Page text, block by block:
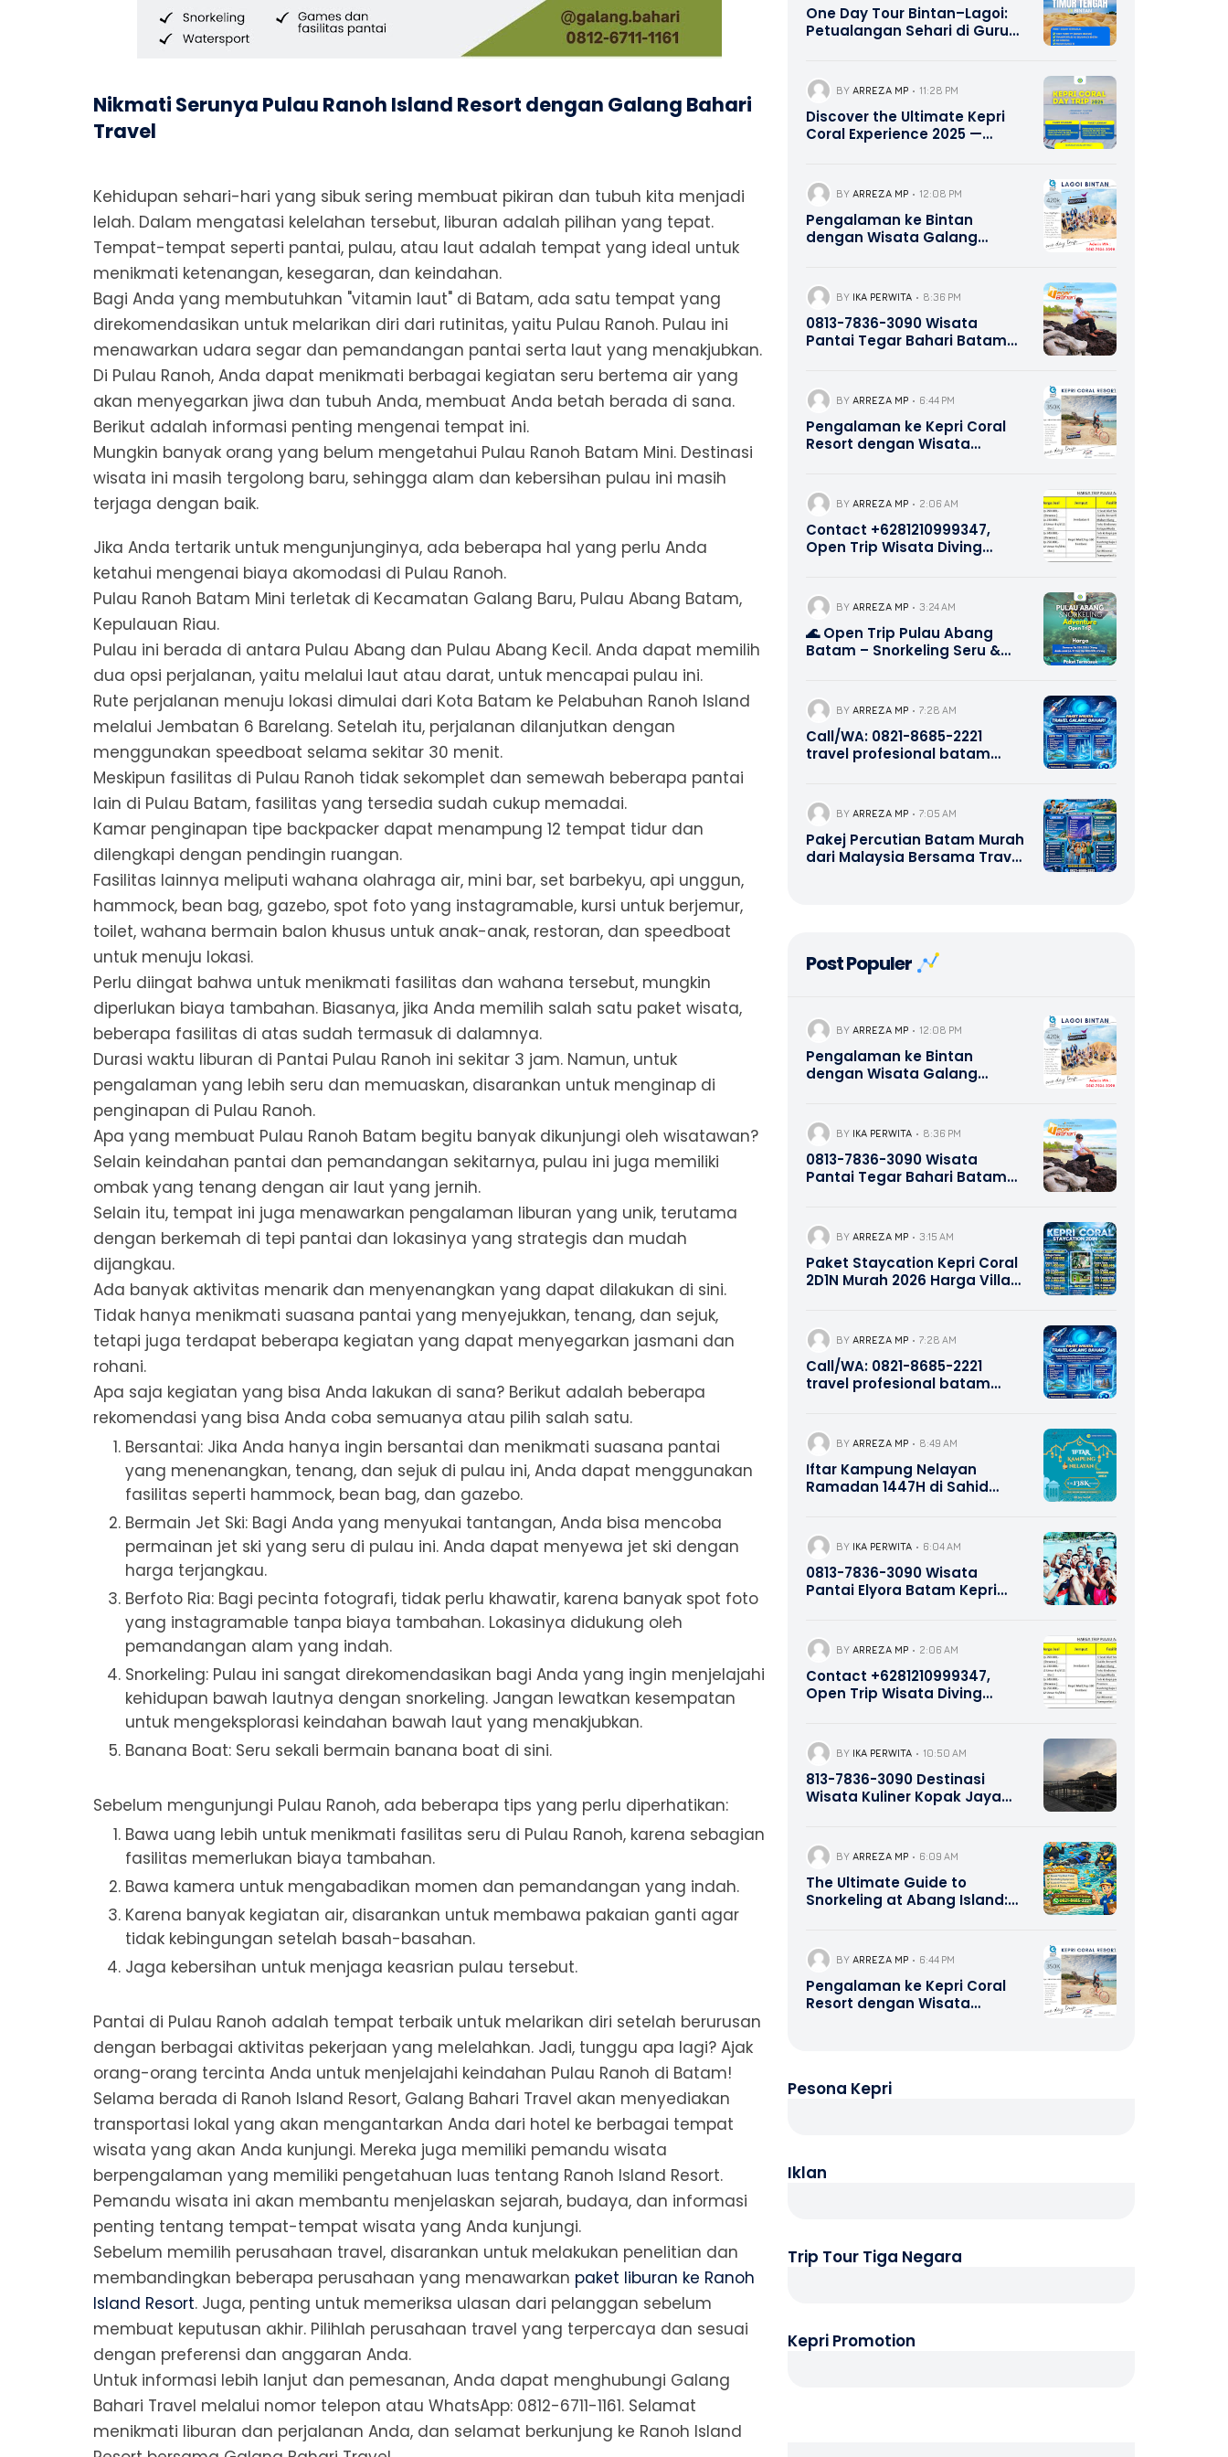
Nikmati Serunya Pulau Ranoh Island Resort dengan Galang Bahari
Travel
Kehidupan sehari-hari yang sibuk sering membuat pikiran dan tubuh kita menjadi
lelah. Dalam mengatasi kelelahan tersebut, liburan adalah pilihan yang tepat.
Tempat-tempat seperti pantai, pulau, atau laut adalah tempat yang ideal untuk
menikmati ketenangan, kesegaran, dan keindahan.
Bagi Anda yang membutuhkan "vitamin laut" di Batam, ada satu tempat yang
direkomendasikan untuk melarikan diri dari rutinitas, yaitu Pulau Ranoh. Pulau ini
menawarkan udara segar dan pemandangan pantai serta laut yang menakjubkan.
Di Pulau Ranoh, Anda dapat menikmati berbagai kegiatan seru bertema air yang
akan menyegarkan jiwa dan tubuh Anda, membuat Anda betah berada di sana.
Berikut adalah informasi penting mengenai tempat ini.
Mungkin banyak orang yang belum mengetahui Pulau Ranoh Batam Mini. Destinasi
wisata ini masih tergolong baru, sehingga alam dan kebersihan pulau ini masih
terjaga dengan baik.
Jika Anda tertarik untuk mengunjunginya, ada beberapa hal yang perlu Anda
ketahui mengenai biaya akomodasi di Pulau Ranoh.
Pulau Ranoh Batam Mini terletak di Kecamatan Galang Baru, Pulau Abang Batam,
Kepulauan Riau.
Pulau ini berada di antara Pulau Abang dan Pulau Abang Kecil. Anda dapat memilih
dua opsi perjalanan, yaitu melalui laut atau darat, untuk mencapai pulau ini.
Rute perjalanan menuju lokasi dimulai dari Kota Batam ke Pelabuhan Ranoh Island
melalui Jembatan 6 Barelang. Setelah itu, perjalanan dilanjutkan dengan
menggunakan speedboat selama sekitar 30 menit.
Meskipun fasilitas di Pulau Ranoh tidak sekomplet dan semewah beberapa pantai
lain di Pulau Batam, fasilitas yang tersedia sudah cukup memadai.
Kamar penginapan tipe backpacker dapat menampung 12 tempat tidur dan
dilengkapi dengan pendingin ruangan.
Fasilitas lainnya meliputi wahana olahraga air, mini bar, set barbekyu, api unggun,
hammock, bean bag, gazebo, spot foto yang instagramable, kursi untuk berjemur,
toilet, wahana bermain balon khusus untuk anak-anak, restoran, dan speedboat
untuk menuju lokasi.
Perlu diingat bahwa untuk menikmati fasilitas dan wahana tersebut, mungkin
diperlukan biaya tambahan. Biasanya, jika Anda memilih salah satu paket wisata,
beberapa fasilitas di atas sudah termasuk di dalamnya.
Durasi waktu liburan di Pantai Pulau Ranoh ini sekitar 3 jam. Namun, untuk
pengalaman yang lebih seru dan memuaskan, disarankan untuk menginap di
penginapan di Pulau Ranoh.
Apa yang membuat Pulau Ranoh Batam begitu banyak dikunjungi oleh wisatawan?
Selain keindahan pantai dan pemandangan sekitarnya, pulau ini juga memiliki
ombak yang tenang dengan air laut yang jernih.
Selain itu, tempat ini juga menawarkan pengalaman liburan yang unik, terutama
dengan berkemah di tepi pantai dan lokasinya yang strategis dan mudah
dijangkau.
Ada banyak aktivitas menarik dan menyenangkan yang dapat dilakukan di sini.
Tidak hanya menikmati suasana pantai yang menyejukkan, tenang, dan sejuk,
tetapi juga terdapat beberapa kegiatan yang dapat menyegarkan jasmani dan
rohani.
Apa saja kegiatan yang bisa Anda lakukan di sana? Berikut adalah beberapa
rekomendasi yang bisa Anda coba semuanya atau pilih salah satu.
Bersantai: Jika Anda hanya ingin bersantai dan menikmati suasana pantai
yang menenangkan, tenang, dan sejuk di pulau ini, Anda dapat menggunakan
fasilitas seperti hammock, bean bag, dan gazebo.
Bermain Jet Ski: Bagi Anda yang menyukai tantangan, Anda bisa mencoba
permainan jet ski yang seru di pulau ini. Anda dapat menyewa jet ski dengan
harga terjangkau.
Berfoto Ria: Bagi pecinta fotografi, tidak perlu khawatir, karena banyak spot foto
yang instagramable tanpa biaya tambahan. Lokasinya didukung oleh
pemandangan alam yang indah.
Snorkeling: Pulau ini sangat direkomendasikan bagi Anda yang ingin menjelajahi
kehidupan bawah lautnya dengan snorkeling. Jangan lewatkan kesempatan
untuk mengeksplorasi keindahan bawah laut yang menakjubkan.
Banana Boat: Seru sekali bermain banana boat di sini.
Sebelum mengunjungi Pulau Ranoh, ada beberapa tips yang perlu diperhatikan:
Bawa uang lebih untuk menikmati fasilitas seru di Pulau Ranoh, karena sebagian
fasilitas memerlukan biaya tambahan.
Bawa kamera untuk mengabadikan momen dan pemandangan yang indah.
Karena banyak kegiatan air, disarankan untuk membawa pakaian ganti agar
tidak kebingungan setelah basah-basahan.
Jaga kebersihan untuk menjaga keasrian pulau tersebut.
Pantai di Pulau Ranoh adalah tempat terbaik untuk melarikan diri setelah berurusan
dengan berbagai aktivitas pekerjaan yang melelahkan. Jadi, tunggu apa lagi? Ajak
orang-orang tercinta Anda untuk menjelajahi keindahan Pulau Ranoh di Batam!
Selama berada di Ranoh Island Resort, Galang Bahari Travel akan menyediakan
transportasi lokal yang akan mengantarkan Anda dari hotel ke berbagai tempat
wisata yang akan Anda kunjungi. Mereka juga memiliki pemandu wisata
berpengalaman yang memiliki pengetahuan luas tentang Ranoh Island Resort.
Pemandu wisata ini akan membantu menjelaskan sejarah, budaya, dan informasi
penting tentang tempat-tempat wisata yang Anda kunjungi.
Sebelum memilih perusahaan travel, disarankan untuk melakukan penelitian dan
membandingkan beberapa perusahaan yang menawarkan paket liburan ke Ranoh
Island Resort. Juga, penting untuk memeriksa ulasan dari pelanggan sebelum
membuat keputusan akhir. Pilihlah perusahaan travel yang terpercaya dan sesuai
dengan preferensi dan anggaran Anda.
Untuk informasi lebih lanjut dan pemesanan, Anda dapat menghubungi Galang
Bahari Travel melalui nomor telepon atau WhatsApp: 0812-6711-1161. Selamat
menikmati liburan dan perjalanan Anda, dan selamat berkunjung ke Ranoh Island
One Day Tour Bintan–Lagoi:
Petualangan Sehari di Gurun
2221
BY ARREZA MP 11:28 PM
Discover the Ultimate Kepri
Coral Experience 2025 —
| Contact Hotline 0821-8685-
2221
BY ARREZA MP 12:08 PM
Pengalaman ke Bintan
dengan Wisata Galang
BY IKA PERWITA 8:36 PM
0813-7836-3090 Wisata
Pantai Tegar Bahari Batam
BY ARREZA MP 6:44 PM
Pengalaman ke Kepri Coral
Resort dengan Wisata
BY ARREZA MP 2:06 AM
Contact +6281210999347,
Open Trip Wisata Diving
BY ARREZA MP 3:24 AM
🌊 Open Trip Pulau Abang
Batam – Snorkeling Seru &
2221
BY ARREZA MP 7:28 AM
Call/WA: 0821-8685-2221
travel profesional batam
BY ARREZA MP 7:05 AM
Pakej Percutian Batam Murah
dari Malaysia Bersama Travel
Bintan, Company Gathering,
Outbound, Study Tour,
Antarabangsa | Call/WA +62
821-8685-2221
Post Populer
BY ARREZA MP 12:08 PM
Pengalaman ke Bintan
dengan Wisata Galang
BY IKA PERWITA 8:36 PM
0813-7836-3090 Wisata
Pantai Tegar Bahari Batam
BY ARREZA MP 3:15 AM
Paket Staycation Kepri Coral
2D1N Murah 2026 Harga Villa
Snorkeling & Wahana 0821-
8685-2221
BY ARREZA MP 7:28 AM
Call/WA: 0821-8685-2221
travel profesional batam
BY ARREZA MP 8:49 AM
Iftar Kampung Nelayan
Ramadan 1447H di Sahid
Bird 118K & Buy 10 Get 1,
Reservasi Travel Galang
Bahari Batam 0821-8685-2221
BY IKA PERWITA 6:04 AM
0813-7836-3090 Wisata
Pantai Elyora Batam Kepri
BY ARREZA MP 2:06 AM
Contact +6281210999347,
Open Trip Wisata Diving
BY IKA PERWITA 10:50 AM
813-7836-3090 Destinasi
Wisata Kuliner Kopak Jaya
BY ARREZA MP 6:09 AM
The Ultimate Guide to
Snorkeling at Abang Island:
BY ARREZA MP 6:44 PM
Pengalaman ke Kepri Coral
Resort dengan Wisata
Pesona Kepri
Iklan
Trip Tour Tiga Negara
Kepri Promotion